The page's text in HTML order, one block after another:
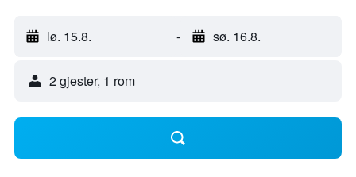
lø. 15.8. - sø. 16.8.
2 gjester, 1 rom